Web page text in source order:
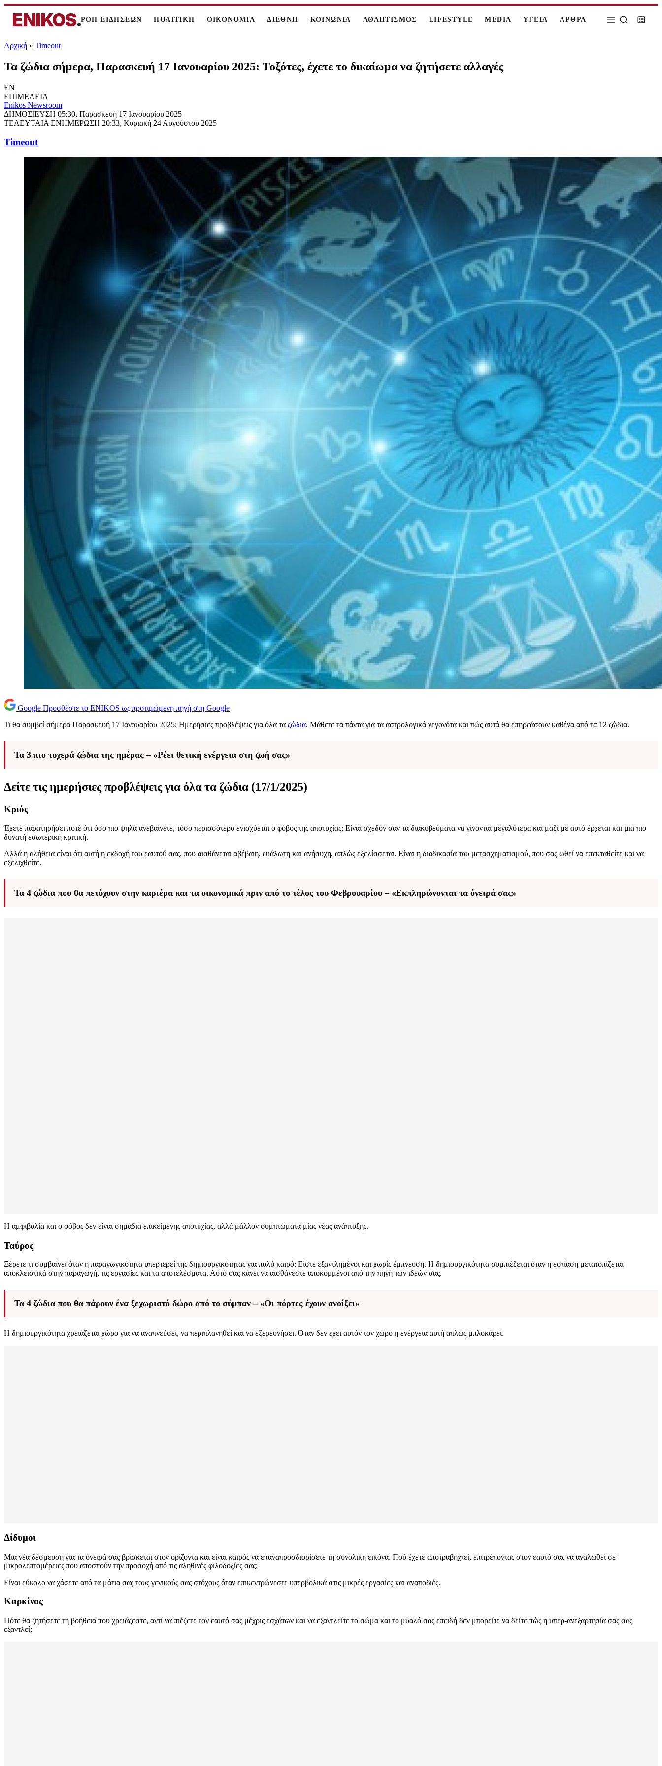
ENIKOS.ΡΟΗ ΕΙΔΗΣΕΩΝ ΠΟΛΙΤΙΚΗ ΟΙΚΟΝΟΜΙΑ ΔΙΕΘΝΗ ΚΟΙΝΩΝΙΑ ΑΘΛΗΤΙΣΜΟΣ LIFESTYLE MEDIA ΥΓΕΙΑ ΑΡΘΡΑ
Αρχική » Timeout
Τα ζώδια σήμερα, Παρασκευή 17 Ιανουαρίου 2025: Τοξότες, έχετε το δικαίωμα να ζητήσετε αλλαγές
EN
ΕΠΙΜΕΛΕΙΑ
Enikos Newsroom
ΔΗΜΟΣΙΕΥΣΗ 05:30, Παρασκευή 17 Ιανουαρίου 2025
ΤΕΛΕΥΤΑΙΑ ΕΝΗΜΕΡΩΣΗ 20:33, Κυριακή 24 Αυγούστου 2025
Timeout
Google Προσθέστε το ENIKOS ως προτιμώμενη πηγή στη Google
Τι θα συμβεί σήμερα Παρασκευή 17 Ιανουαρίου 2025; Ημερήσιες προβλέψεις για όλα τα ζώδια. Μάθετε τα πάντα για τα αστρολογικά γεγονότα και πώς αυτά θα επηρεάσουν καθένα από τα 12 ζώδια.
Τα 3 πιο τυχερά ζώδια της ημέρας – «Ρέει θετική ενέργεια στη ζωή σας»
Δείτε τις ημερήσιες προβλέψεις για όλα τα ζώδια (17/1/2025)
Κριός
Έχετε παρατηρήσει ποτέ ότι όσο πιο ψηλά ανεβαίνετε, τόσο περισσότερο ενισχύεται ο φόβος της αποτυχίας; Είναι σχεδόν σαν τα διακυβεύματα να γίνονται μεγαλύτερα και μαζί με αυτό έρχεται και μια πιο
δυνατή εσωτερική κριτική.
Αλλά η αλήθεια είναι ότι αυτή η εκδοχή του εαυτού σας, που αισθάνεται αβέβαιη, ευάλωτη και ανήσυχη, απλώς εξελίσσεται. Είναι η διαδικασία του μετασχηματισμού, που σας ωθεί να επεκταθείτε και να
εξελιχθείτε.
Τα 4 ζώδια που θα πετύχουν στην καριέρα και τα οικονομικά πριν από το τέλος του Φεβρουαρίου – «Εκπληρώνονται τα όνειρά σας»
Η αμφιβολία και ο φόβος δεν είναι σημάδια επικείμενης αποτυχίας, αλλά μάλλον συμπτώματα μίας νέας ανάπτυξης.
Ταύρος
Ξέρετε τι συμβαίνει όταν η παραγωγικότητα υπερτερεί της δημιουργικότητας για πολύ καιρό; Είστε εξαντλημένοι και χωρίς έμπνευση. Η δημιουργικότητα συμπιέζεται όταν η εστίαση μετατοπίζεται
αποκλειστικά στην παραγωγή, τις εργασίες και τα αποτελέσματα. Αυτό σας κάνει να αισθάνεστε αποκομμένοι από την πηγή των ιδεών σας.
Τα 4 ζώδια που θα πάρουν ένα ξεχωριστό δώρο από το σύμπαν – «Οι πόρτες έχουν ανοίξει»
Η δημιουργικότητα χρειάζεται χώρο για να αναπνεύσει, να περιπλανηθεί και να εξερευνήσει. Όταν δεν έχει αυτόν τον χώρο η ενέργεια αυτή απλώς μπλοκάρει.
Δίδυμοι
Μια νέα δέσμευση για τα όνειρά σας βρίσκεται στον ορίζοντα και είναι καιρός να επαναπροσδιορίσετε τη συνολική εικόνα. Πού έχετε αποτραβηχτεί, επιτρέποντας στον εαυτό σας να αναλωθεί σε
μικρολεπτομέρειες που αποσπούν την προσοχή από τις αληθινές φιλοδοξίες σας;
Είναι εύκολο να χάσετε από τα μάτια σας τους γενικούς σας στόχους όταν επικεντρώνεστε υπερβολικά στις μικρές εργασίες και αναποδιές.
Καρκίνος
Πότε θα ζητήσετε τη βοήθεια που χρειάζεστε, αντί να πιέζετε τον εαυτό σας μέχρις εσχάτων και να εξαντλείτε το σώμα και το μυαλό σας επειδή δεν μπορείτε να δείτε πώς η υπερ-ανεξαρτησία σας σας
εξαντλεί;